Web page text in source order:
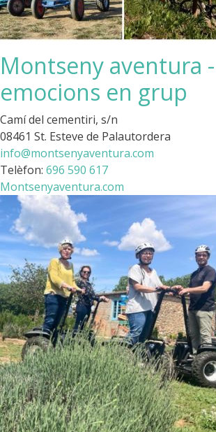
Montseny aventura -
emocions en grup
Camí del cementiri, s/n
08461 St. Esteve de Palautordera
info@montsenyaventura.com
Telèfon: 696 590 617
Montsenyaventura.com